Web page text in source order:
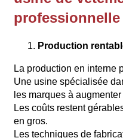
professionnelle
Production
La production en interne
Une usine spécialisée
les marques à
Les coûts restent
en gros.
Les techniques de